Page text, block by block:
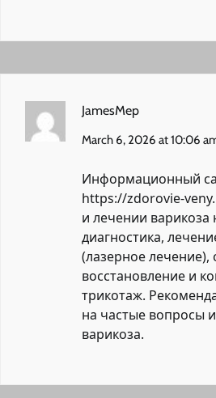
JamesMep
March 6, 2026 at 10:06
Информационный
https://zdorovie-
и лечении варикоза
диагностика,
(лазерное лечение),
восстановление и
трикотаж.
на частые вопросы
варикоза.